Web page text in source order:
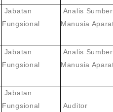
Jabatan
Fungsional
Analis
Manusia
Jabatan
Fungsional
Analis
Manusia
Jabatan
Fungsional
Auditor